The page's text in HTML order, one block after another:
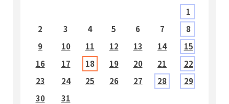
1
2
3 4 5 6 7
8
9
10 11 12 13 14
15
16
17 18 19 20 21
22
23
24 25 26 27 28
29
30
31